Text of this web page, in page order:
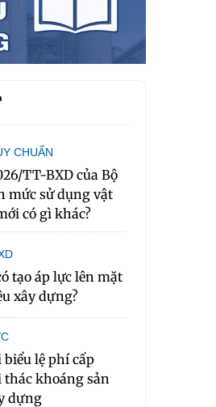
CHUẨN
TT-BXD của Bộ
mức sử dụng vật
có gì khác?
tạo áp lực lên mặt
xây dựng?
biểu lệ phí cấp
thác khoáng sản
dựng